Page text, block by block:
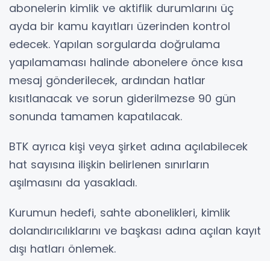
abonelerin kimlik ve aktiflik durumlarını üç
ayda bir kamu kayıtları üzerinden kontrol
edecek. Yapılan sorgularda doğrulama
yapılamaması halinde abonelere önce kısa
mesaj gönderilecek, ardından hatlar
kısıtlanacak ve sorun giderilmezse 90 gün
sonunda tamamen kapatılacak.
BTK ayrıca kişi veya şirket adına açılabilecek
hat sayısına ilişkin belirlenen sınırların
aşılmasını da yasakladı.
Kurumun hedefi, sahte abonelikleri, kimlik
dolandırıcılıklarını ve başkası adına açılan kayıt
dışı hatları önlemek.